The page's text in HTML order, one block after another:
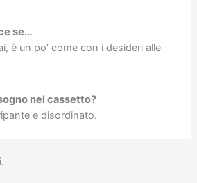
se…
è un po’ come con i desideri alle
nel cassetto?
e disordinato.